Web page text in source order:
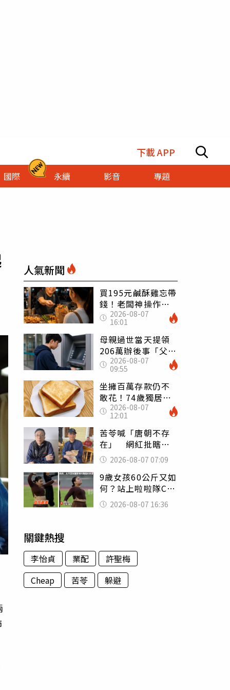
下載 APP
國際 永續 影音 專題
人氣新聞
買195元鹹酥雞忘帶
錢！老闆神操作
「倒找5元」 全網
看哭：這就是台灣
2026-08-07
16:01
母親過世當天提領
206萬辦後事「父子
遭判刑」 律師：
搶錢先下手是罪
2026-08-07
09:55
坐擁百萬存款仍不
敢花！74歲獨居翁
「1餐只吃1片吐
司」 半年後暴瘦
嚇壞女兒
2026-08-07
12:01
苦苓喊「唐朝不存
在」 網紅批瞎編
歷史：李白、杜甫
用鮮卑文寫詩？
2026-08-07 07:09
9歲女孩60公斤又如
何？站上啦啦隊C位
驚艷全場 千萬網
友被圈粉
2026-08-07 16:36
關鍵熱搜
李怡貞 業配
許聖梅
Cheap
苦苓 躲避